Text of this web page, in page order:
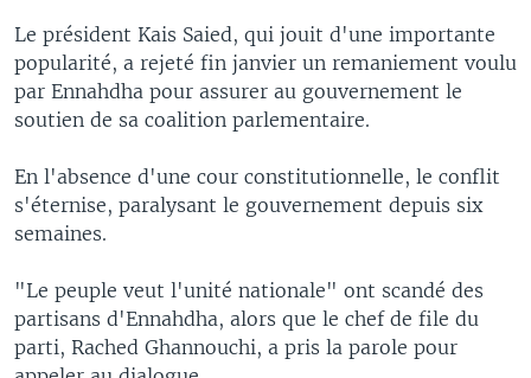
Le président Kais Saied, qui jouit d'une importante
popularité, a rejeté fin janvier un remaniement voulu
par Ennahdha pour assurer au gouvernement le
soutien de sa coalition parlementaire.
En l'absence d'une cour constitutionnelle, le conflit
s'éternise, paralysant le gouvernement depuis six
semaines.
"Le peuple veut l'unité nationale" ont scandé des
partisans d'Ennahdha, alors que le chef de file du
parti, Rached Ghannouchi, a pris la parole pour